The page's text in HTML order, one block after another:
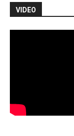
VIDEO